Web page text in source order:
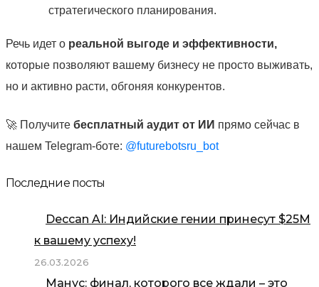
стратегического планирования.
Речь идет о реальной выгоде и эффективности,
которые позволяют вашему бизнесу не просто выживать,
но и активно расти, обгоняя конкурентов.
🚀 Получите бесплатный аудит от ИИ прямо сейчас в
нашем Telegram-боте: @futurebotsru_bot
Последние посты
Deccan AI: Индийские гении принесут $25М
к вашему успеху!
26.03.2026
Манус: финал, которого все ждали – это